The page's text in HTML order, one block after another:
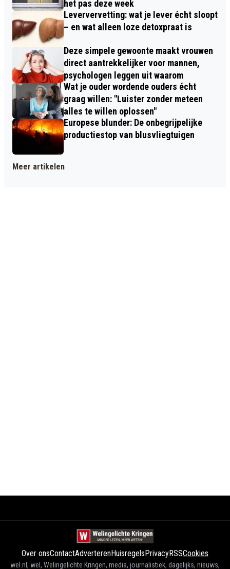
het pas deze week
Leververvetting: wat je lever écht sloopt
– en wat alleen loze detoxpraat is
Deze simpele gewoonte maakt vrouwen
direct aantrekkelijker voor mannen,
psychologen leggen uit waarom
Wat je ouder wordende ouders écht
graag willen: "Luister zonder meteen
alles te willen oplossen"
Europese blunder: De onbegrijpelijke
productiestop van blusvliegtuigen
Meer artikelen
Over onsContactAdverterenHuisregelsPrivacyRSSCookies
wel.nl, wel, Welingelichte Kringen, media, journalistiek, dagelijks, nieuws,